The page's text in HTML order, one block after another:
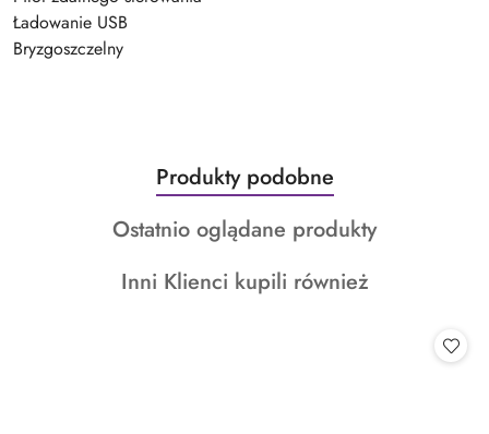
Ładowanie USB
Bryzgoszczelny
Pomiń karuzelę produktów
Produkty
o
statusie:
Produkty podobne
Produkty
statusie:
Ostatnio oglądane produkty
Produkty
Inni Klienci kupili również